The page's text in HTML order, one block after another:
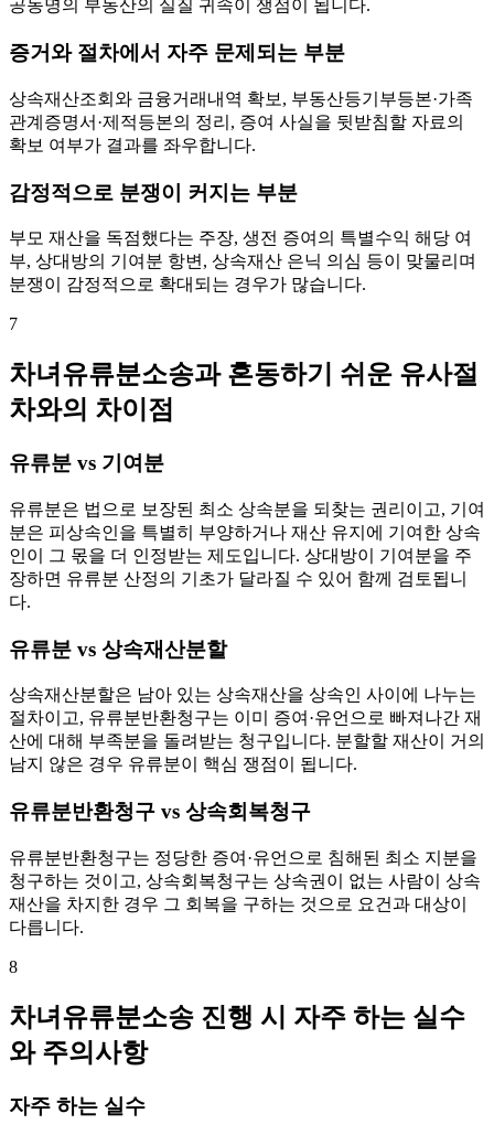
공동명의 부동산의 실질 귀속이 쟁점이 됩니다.
증거와 절차에서 자주 문제되는 부분
상속재산조회와 금융거래내역 확보, 부동산등기부등본·가족
관계증명서·제적등본의 정리, 증여 사실을 뒷받침할 자료의
확보 여부가 결과를 좌우합니다.
감정적으로 분쟁이 커지는 부분
부모 재산을 독점했다는 주장, 생전 증여의 특별수익 해당 여
부, 상대방의 기여분 항변, 상속재산 은닉 의심 등이 맞물리며
분쟁이 감정적으로 확대되는 경우가 많습니다.
7
차녀유류분소송과 혼동하기 쉬운 유사절
차와의 차이점
유류분 vs 기여분
유류분은 법으로 보장된 최소 상속분을 되찾는 권리이고, 기여
분은 피상속인을 특별히 부양하거나 재산 유지에 기여한 상속
인이 그 몫을 더 인정받는 제도입니다. 상대방이 기여분을 주
장하면 유류분 산정의 기초가 달라질 수 있어 함께 검토됩니
다.
유류분 vs 상속재산분할
상속재산분할은 남아 있는 상속재산을 상속인 사이에 나누는
절차이고, 유류분반환청구는 이미 증여·유언으로 빠져나간 재
산에 대해 부족분을 돌려받는 청구입니다. 분할할 재산이 거의
남지 않은 경우 유류분이 핵심 쟁점이 됩니다.
유류분반환청구 vs 상속회복청구
유류분반환청구는 정당한 증여·유언으로 침해된 최소 지분을
청구하는 것이고, 상속회복청구는 상속권이 없는 사람이 상속
재산을 차지한 경우 그 회복을 구하는 것으로 요건과 대상이
다릅니다.
8
차녀유류분소송 진행 시 자주 하는 실수
와 주의사항
자주 하는 실수